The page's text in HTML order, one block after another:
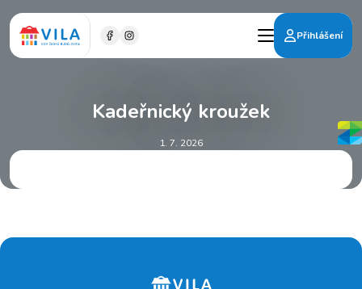
Přihlášení
Kadeřnický kroužek
1. 7. 2026